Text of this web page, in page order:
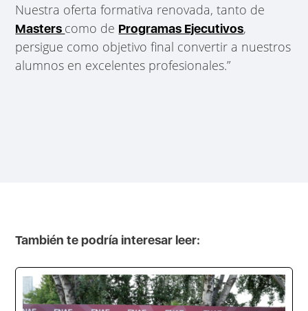
Nuestra oferta formativa renovada, tanto de
Masters como de Programas Ejecutivos,
persigue como objetivo final convertir a nuestros
alumnos en excelentes profesionales.”
También te podría interesar leer: